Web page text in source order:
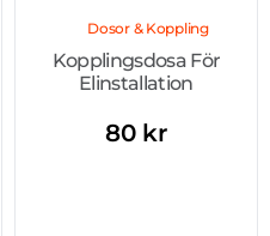
Dosor & Koppling
Kopplingsdosa För
Elinstallation
80 kr